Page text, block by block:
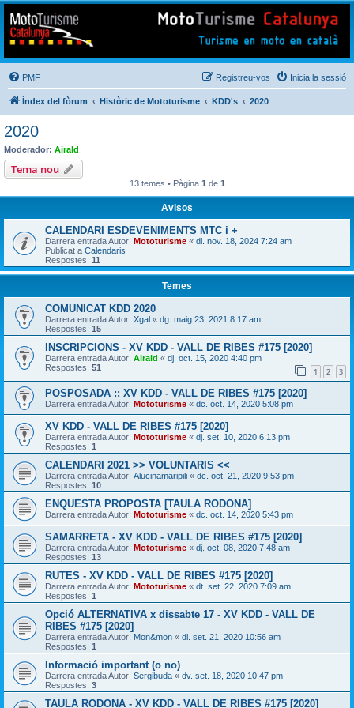
Mototurisme
Turisme en moto en català
PMF Inicia la sessió
Registreu-vos
Índex del fòrum Històric de Mototurisme KDD's 2020
2020
Moderador: Airald
Tema nou
13 temes • Pàgina 1 de 1
Avisos
CALENDARI ESDEVENIMENTS MTC i +
Darrera entrada Autor: Mototurisme « dl. nov. 18, 2024 7:24 am
Publicat a Calendaris
Respostes: 11
Temes
COMUNICAT KDD 2020
Darrera entrada Autor: Xgal « dg. maig 23, 2021 8:17 am
Respostes: 15
INSCRIPCIONS - XV KDD - VALL DE RIBES #175 [2020]
Darrera entrada Autor: Airald « dj. oct. 15, 2020 4:40 pm
Respostes: 51 1 2 3
POSPOSADA :: XV KDD - VALL DE RIBES #175 [2020]
Darrera entrada Autor: Mototurisme « dc. oct. 14, 2020 5:08 pm
XV KDD - VALL DE RIBES #175 [2020]
Darrera entrada Autor: Mototurisme « dj. set. 10, 2020 6:13 pm
Respostes: 1
CALENDARI 2021 >> VOLUNTARIS <<
Darrera entrada Autor: Alucinamaripili « dc. oct. 21, 2020 9:53 pm
Respostes: 10
ENQUESTA PROPOSTA [TAULA RODONA]
Darrera entrada Autor: Mototurisme « dc. oct. 14, 2020 5:43 pm
SAMARRETA - XV KDD - VALL DE RIBES #175 [2020]
Darrera entrada Autor: Mototurisme « dj. oct. 08, 2020 7:48 am
Respostes: 13
RUTES - XV KDD - VALL DE RIBES #175 [2020]
Darrera entrada Autor: Mototurisme « dt. set. 22, 2020 7:09 am
Respostes: 1
Opció ALTERNATIVA x dissabte 17 - XV KDD - VALL DE
RIBES #175 [2020]
Darrera entrada Autor: Mon&mon « dl. set. 21, 2020 10:56 am
Respostes: 1
Informació important (o no)
Darrera entrada Autor: Sergibuda « dv. set. 18, 2020 10:47 pm
Respostes: 3
TAULA RODONA - XV KDD - VALL DE RIBES #175 [2020]